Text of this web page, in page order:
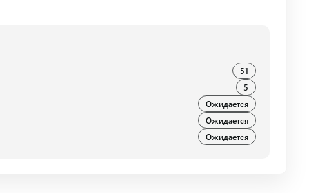
51
5
Ожидается
Ожидается
Ожидается